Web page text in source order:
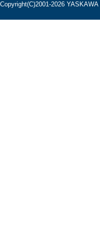
Copyright(C)2001‐2026